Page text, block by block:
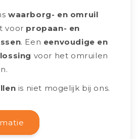
waarborg- en omruil
voor propaan- en
. Een eenvoudige en
voor het omruilen
is niet mogelijk bij ons.